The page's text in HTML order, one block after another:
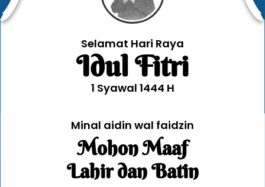
Selamat Hari Raya
Idul Fitri
1 Syawal 1444 H
Minal aidin wal faidzin
Mohon Maaf
Lahir dan Batin